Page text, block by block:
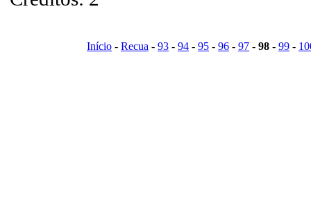
Início - Recua - 93 - 94 - 95 - 96 - 97 - 98 - 99 -